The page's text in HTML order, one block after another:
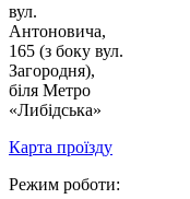
вул.
Антоновича,
165 (з боку вул.
Загородня),
біля Метро
«Либідська»
Карта проїзду
Режим роботи: